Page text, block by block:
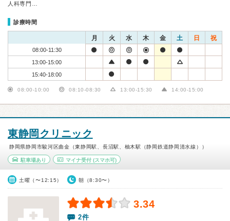
人科専門…
診療時間
月 火 水 木 金 土 日 祝
08:00-11:30
13:00-15:00
15:40-18:00
08:00-10:00 08:10-08:30 13:00-15:30 14:00-15:00
東静岡クリニック
静岡県静岡市駿河区曲金（東静岡駅、長沼駅、柚木駅（静岡鉄道静岡清水線））
駐車場あり マイナ受付(スマホ可)
土曜（〜12:15） 朝（8:30〜）
3.34
2件